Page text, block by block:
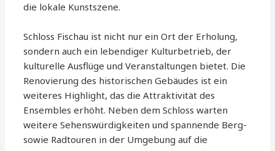
die lokale Kunstszene.
Schloss Fischau ist nicht nur ein Ort der Erholung,
sondern auch ein lebendiger Kulturbetrieb, der
kulturelle Ausflüge und Veranstaltungen bietet. Die
Renovierung des historischen Gebäudes ist ein
weiteres Highlight, das die Attraktivität des
Ensembles erhöht. Neben dem Schloss warten
weitere Sehenswürdigkeiten und spannende Berg-
sowie Radtouren in der Umgebung auf die